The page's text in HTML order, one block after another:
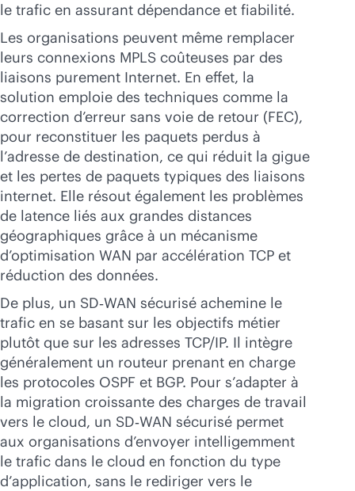
le trafic en assurant dépendance et fiabilité.
Les organisations peuvent même remplacer
leurs connexions MPLS coûteuses par des
liaisons purement Internet. En effet, la
solution emploie des techniques comme la
correction d’erreur sans voie de retour (FEC),
pour reconstituer les paquets perdus à
l’adresse de destination, ce qui réduit la gigue
et les pertes de paquets typiques des liaisons
internet. Elle résout également les problèmes
de latence liés aux grandes distances
géographiques grâce à un mécanisme
d’optimisation WAN par accélération TCP et
réduction des données.
De plus, un SD‑WAN sécurisé achemine le
trafic en se basant sur les objectifs métier
plutôt que sur les adresses TCP/IP. Il intègre
généralement un routeur prenant en charge
les protocoles OSPF et BGP. Pour s’adapter à
la migration croissante des charges de travail
vers le cloud, un SD‑WAN sécurisé permet
aux organisations d’envoyer intelligemment
le trafic dans le cloud en fonction du type
d’application, sans le rediriger vers le